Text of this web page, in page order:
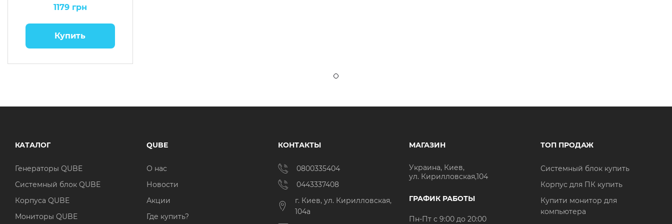
VGA White-Pink
1179 грн
Купить
КАТАЛОГ
Генераторы QUBE
Системный блок QUBE
Корпуса QUBE
Мониторы QUBE
QUBE
О нас
Новости
Акции
Где купить?
КОНТАКТЫ
0800335404
0443337408
г. Киев, ул. Кирилловская,
104а
МАГАЗИН
Украина, Киев,
ул. Кирилловская,104
ГРАФИК РАБОТЫ
Пн-Пт с 9:00 до 20:00
ТОП ПРОДАЖ
Системный блок купить
Корпус для ПК купить
Купити монитор для
компьютера